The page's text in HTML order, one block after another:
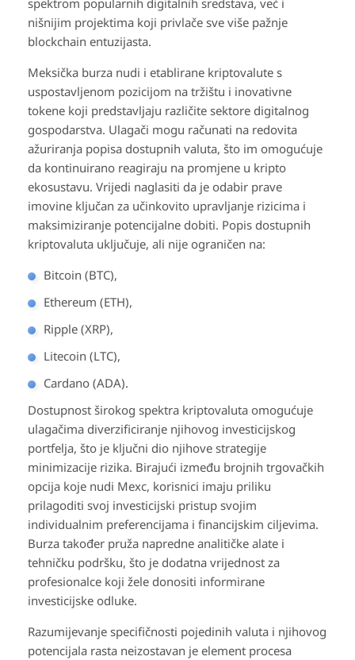
spektrom popularnih digitalnih sredstava, već i
nišnijim projektima koji privlače sve više pažnje
blockchain entuzijasta.
Meksička burza nudi i etablirane kriptovalute s
uspostavljenom pozicijom na tržištu i inovativne
tokene koji predstavljaju različite sektore digitalnog
gospodarstva. Ulagači mogu računati na redovita
ažuriranja popisa dostupnih valuta, što im omogućuje
da kontinuirano reagiraju na promjene u kripto
ekosustavu. Vrijedi naglasiti da je odabir prave
imovine ključan za učinkovito upravljanje rizicima i
maksimiziranje potencijalne dobiti. Popis dostupnih
kriptovaluta uključuje, ali nije ograničen na:
Bitcoin (BTC),
Ethereum (ETH),
Ripple (XRP),
Litecoin (LTC),
Cardano (ADA).
Dostupnost širokog spektra kriptovaluta omogućuje
ulagačima diverzificiranje njihovog investicijskog
portfelja, što je ključni dio njihove strategije
minimizacije rizika. Birajući između brojnih trgovačkih
opcija koje nudi Mexc, korisnici imaju priliku
prilagoditi svoj investicijski pristup svojim
individualnim preferencijama i financijskim ciljevima.
Burza također pruža napredne analitičke alate i
tehničku podršku, što je dodatna vrijednost za
profesionalce koji žele donositi informirane
investicijske odluke.
Razumijevanje specifičnosti pojedinih valuta i njihovog
potencijala rasta neizostavan je element procesa